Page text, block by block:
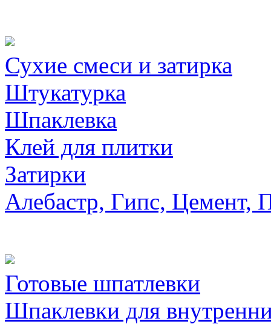
Сухие смеси и затирка
Штукатурка
Шпаклевка
Клей для плитки
Затирки
Алебастр, Гипс, Цемент,
Готовые шпатлевки
Шпаклевки для